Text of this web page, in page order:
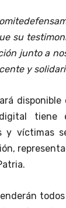
su
junto a
y
tiene
y víctimas